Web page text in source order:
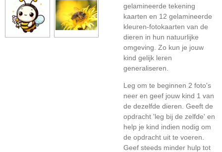
gelamineerde tekening
kaarten en 12 gelamineerde
kleuren-fotokaarten van de
dieren in hun natuurlijke
omgeving. Zo kun je jouw
kind gelijk leren
generaliseren.
Leg om te beginnen 2 foto's
neer en geef jouw kind 1 van
de dezelfde dieren. Geeft de
opdracht 'leg bij de zelfde' en
help je kind indien nodig om
de opdracht uit te voeren.
Geef steeds minder hulp tot